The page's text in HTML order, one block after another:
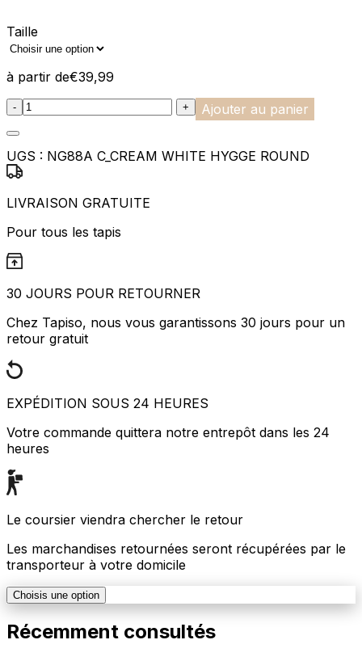
Taille
à partir de€39,99
:product_name quantity
- + Ajouter au panier
UGS : NG88A C_CREAM WHITE HYGGE ROUND
LIVRAISON GRATUITE
Pour tous les tapis
30 JOURS POUR RETOURNER
Chez Tapiso, nous vous garantissons 30 jours pour un
retour gratuit
EXPÉDITION SOUS 24 HEURES
Votre commande quittera notre entrepôt dans les 24
heures
Le coursier viendra chercher le retour
Les marchandises retournées seront récupérées par le
transporteur à votre domicile
Choisis une option
Récemment consultés